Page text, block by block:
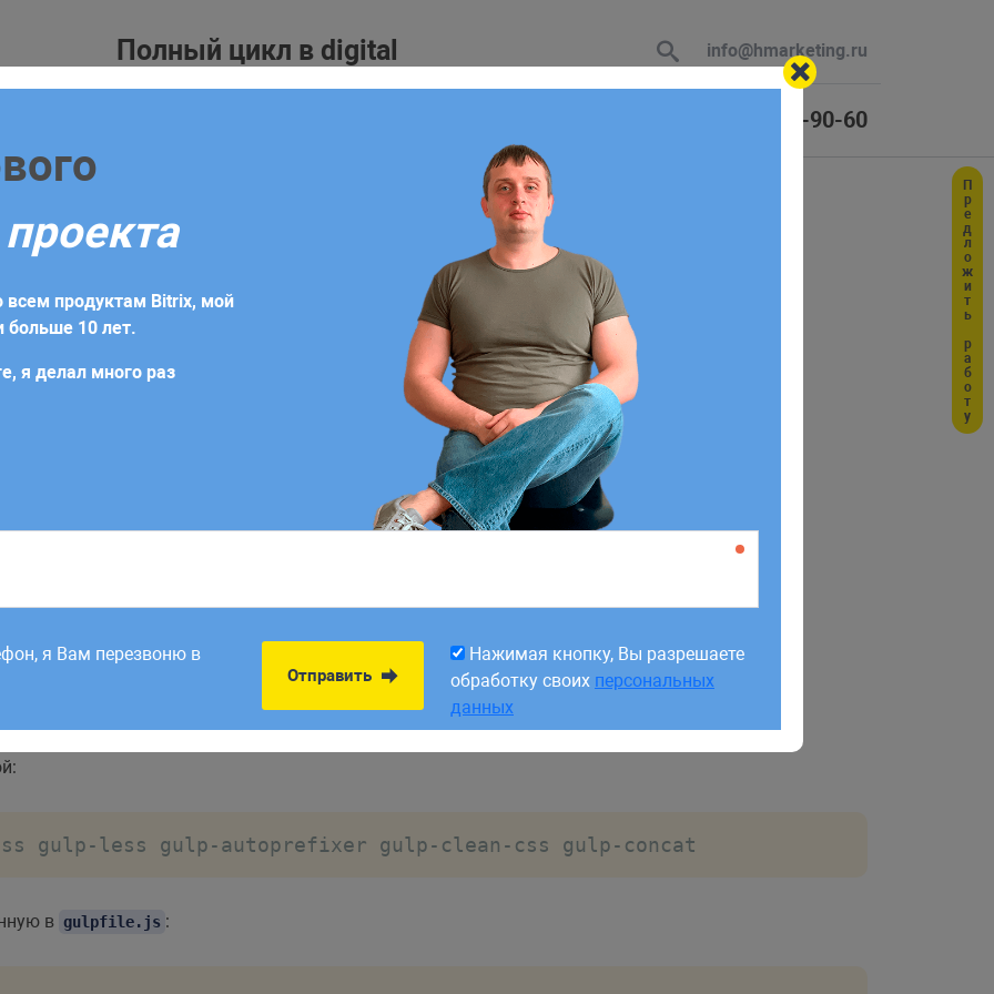
Полный цикл в digital info@hmarketing.ru
+7 (925) 464-90-60
вендорные префиксы к CSS свойствам
gulp-less gulp-autoprefixer gulp-clean-css gulp-concat
в gulpfile.js :
заполнить заявку или заказать обратный звонок. В ответ
которое будет содержать индивидуальную стратегию с учетом
Заявки,
Нажимая кнопку, Вы разрешаете
данных
Предложить работу
всем продуктам Bitrix, мой
больше 10 лет.
я делал много раз
я Вам перезвоню в
Отправить
Нажимая кнопку, Вы разрешаете
обработку своих персональных
данных